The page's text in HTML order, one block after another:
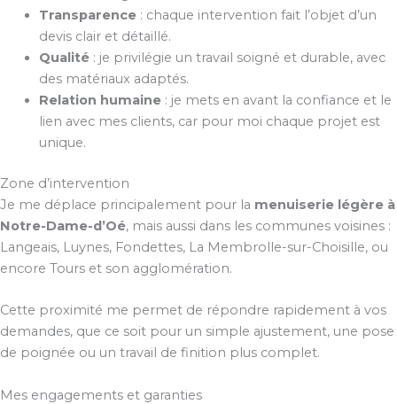
Transparence: chaque intervention fait l’objet d’un
devis clair et détaillé.
Qualité: je privilégie un travail soigné et durable, avec
des matériaux adaptés.
Relation humaine: je mets en avant la confiance et le
lien avec mes clients, car pour moi chaque projet est
unique.
Zone d’intervention
Je me déplace principalement pour la menuiserie légère à
Notre-Dame-d’Oé, mais aussi dans les communes voisines :
Langeais, Luynes, Fondettes, La Membrolle-sur-Choisille, ou
encore Tours et son agglomération.
Cette proximité me permet de répondre rapidement à vos
demandes, que ce soit pour un simple ajustement, une pose
de poignée ou un travail de finition plus complet.
Mes engagements et garanties